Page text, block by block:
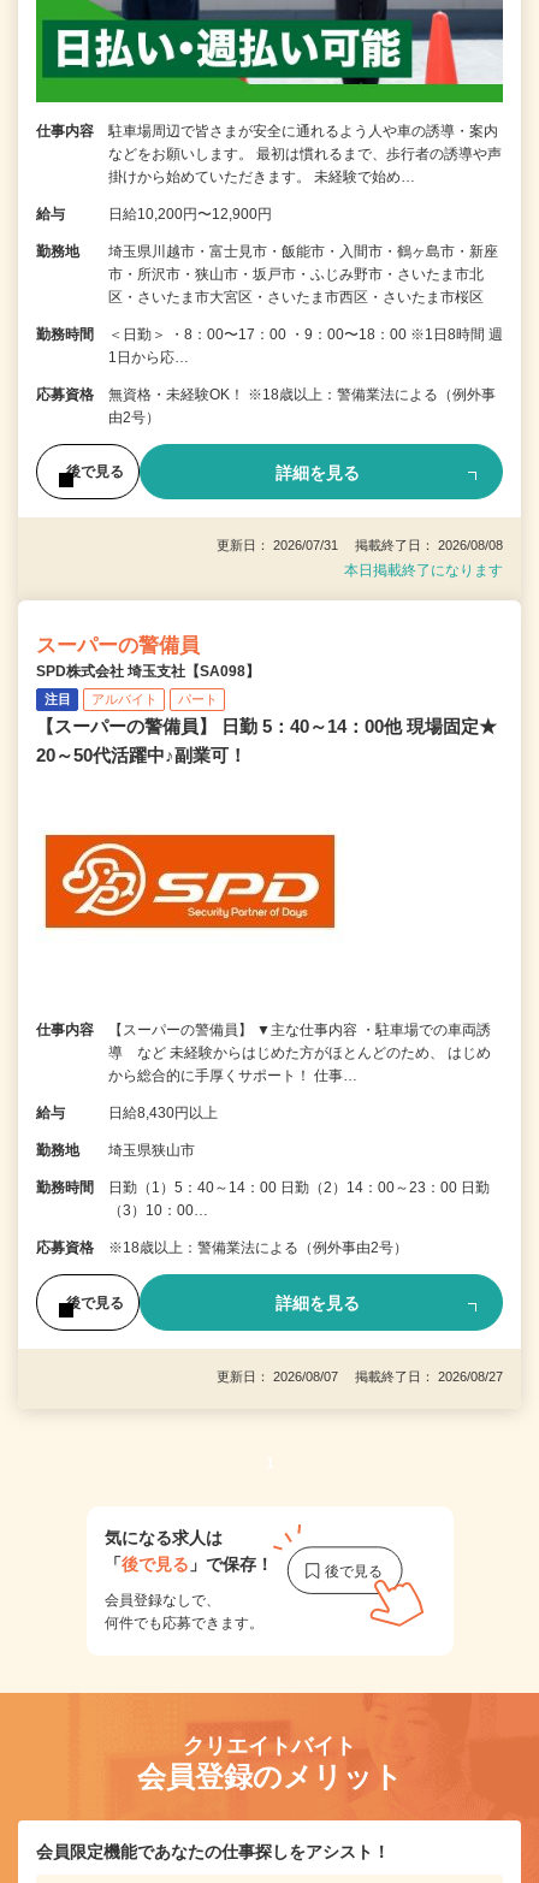
仕事内容
駐車場周辺で皆さまが安全に通れるよう人や車の誘導・案内
などをお願いします。 最初は慣れるまで、歩行者の誘導や声
掛けから始めていただきます。 未経験で始め…
給与 日給10,200円〜12,900円
勤務地
埼玉県川越市・富士見市・飯能市・入間市・鶴ヶ島市・新座
市・所沢市・狭山市・坂戸市・ふじみ野市・さいたま市北
区・さいたま市大宮区・さいたま市西区・さいたま市桜区
勤務時間
＜日勤＞ ・8：00〜17：00 ・9：00〜18：00 ※1日8時間 週
1日から応…
応募資格
無資格・未経験OK！ ※18歳以上：警備業法による（例外事
由2号）
後で見る 詳細を見る
更新日： 2026/07/31 掲載終了日： 2026/08/08
本日掲載終了になります
スーパーの警備員
SPD株式会社 埼玉支社【SA098】
注目 アルバイト パート
【スーパーの警備員】 日勤 5：40～14：00他 現場固定★
20～50代活躍中♪副業可！
仕事内容
【スーパーの警備員】 ▼主な仕事内容 ・駐車場での車両誘
導 など 未経験からはじめた方がほとんどのため、 はじめ
から総合的に手厚くサポート！ 仕事…
給与 日給8,430円以上
勤務地 埼玉県狭山市
勤務時間
日勤（1）5：40～14：00 日勤（2）14：00～23：00 日勤
（3）10：00…
応募資格 ※18歳以上：警備業法による（例外事由2号）
後で見る 詳細を見る
更新日： 2026/08/07 掲載終了日： 2026/08/27
1
気になる求人は
「後で見る 」で保存！
会員登録なしで、
何件でも応募できます。
クリエイトバイト
会員登録のメリット
会員限定機能であなたの仕事探しをアシスト！